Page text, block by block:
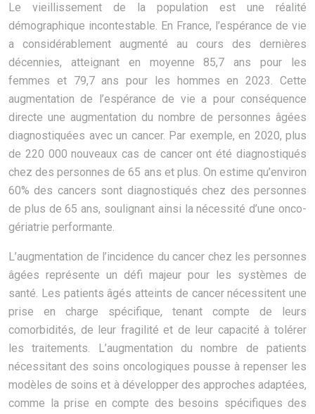
Le vieillissement de la population est une réalité
démographique incontestable. En France, l’espérance de vie
a considérablement augmenté au cours des dernières
décennies, atteignant en moyenne 85,7 ans pour les
femmes et 79,7 ans pour les hommes en 2023. Cette
augmentation de l’espérance de vie a pour conséquence
directe une augmentation du nombre de personnes âgées
diagnostiquées avec un cancer. Par exemple, en 2020, plus
de 220 000 nouveaux cas de cancer ont été diagnostiqués
chez des personnes de 65 ans et plus. On estime qu’environ
60% des cancers sont diagnostiqués chez des personnes
de plus de 65 ans, soulignant ainsi la nécessité d’une onco-
gériatrie performante.
L’augmentation de l’incidence du cancer chez les personnes
âgées représente un défi majeur pour les systèmes de
santé. Les patients âgés atteints de cancer nécessitent une
prise en charge spécifique, tenant compte de leurs
comorbidités, de leur fragilité et de leur capacité à tolérer
les traitements. L’augmentation du nombre de patients
nécessitant des soins oncologiques pousse à repenser les
modèles de soins et à développer des approches adaptées,
comme la prise en compte des besoins spécifiques des